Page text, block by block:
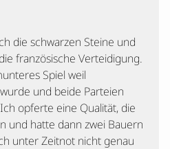
die schwarzen Steine und
französische Verteidigung.
Spiel weil
und beide Parteien
opferte eine Qualität, die
und hatte dann zwei Bauern
unter Zeitnot nicht genau